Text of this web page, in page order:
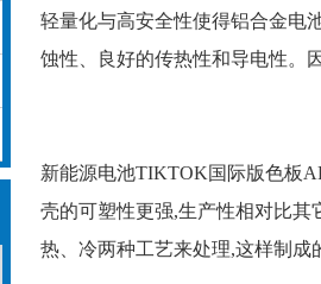
轻量化与高安全性使得铝合金电池
蚀性、良好的传热性和导电性
新能源电池TIKTOK国际版色板
壳的可塑性更强,生产性相对比其
热、冷两种工艺来处理,这样制成